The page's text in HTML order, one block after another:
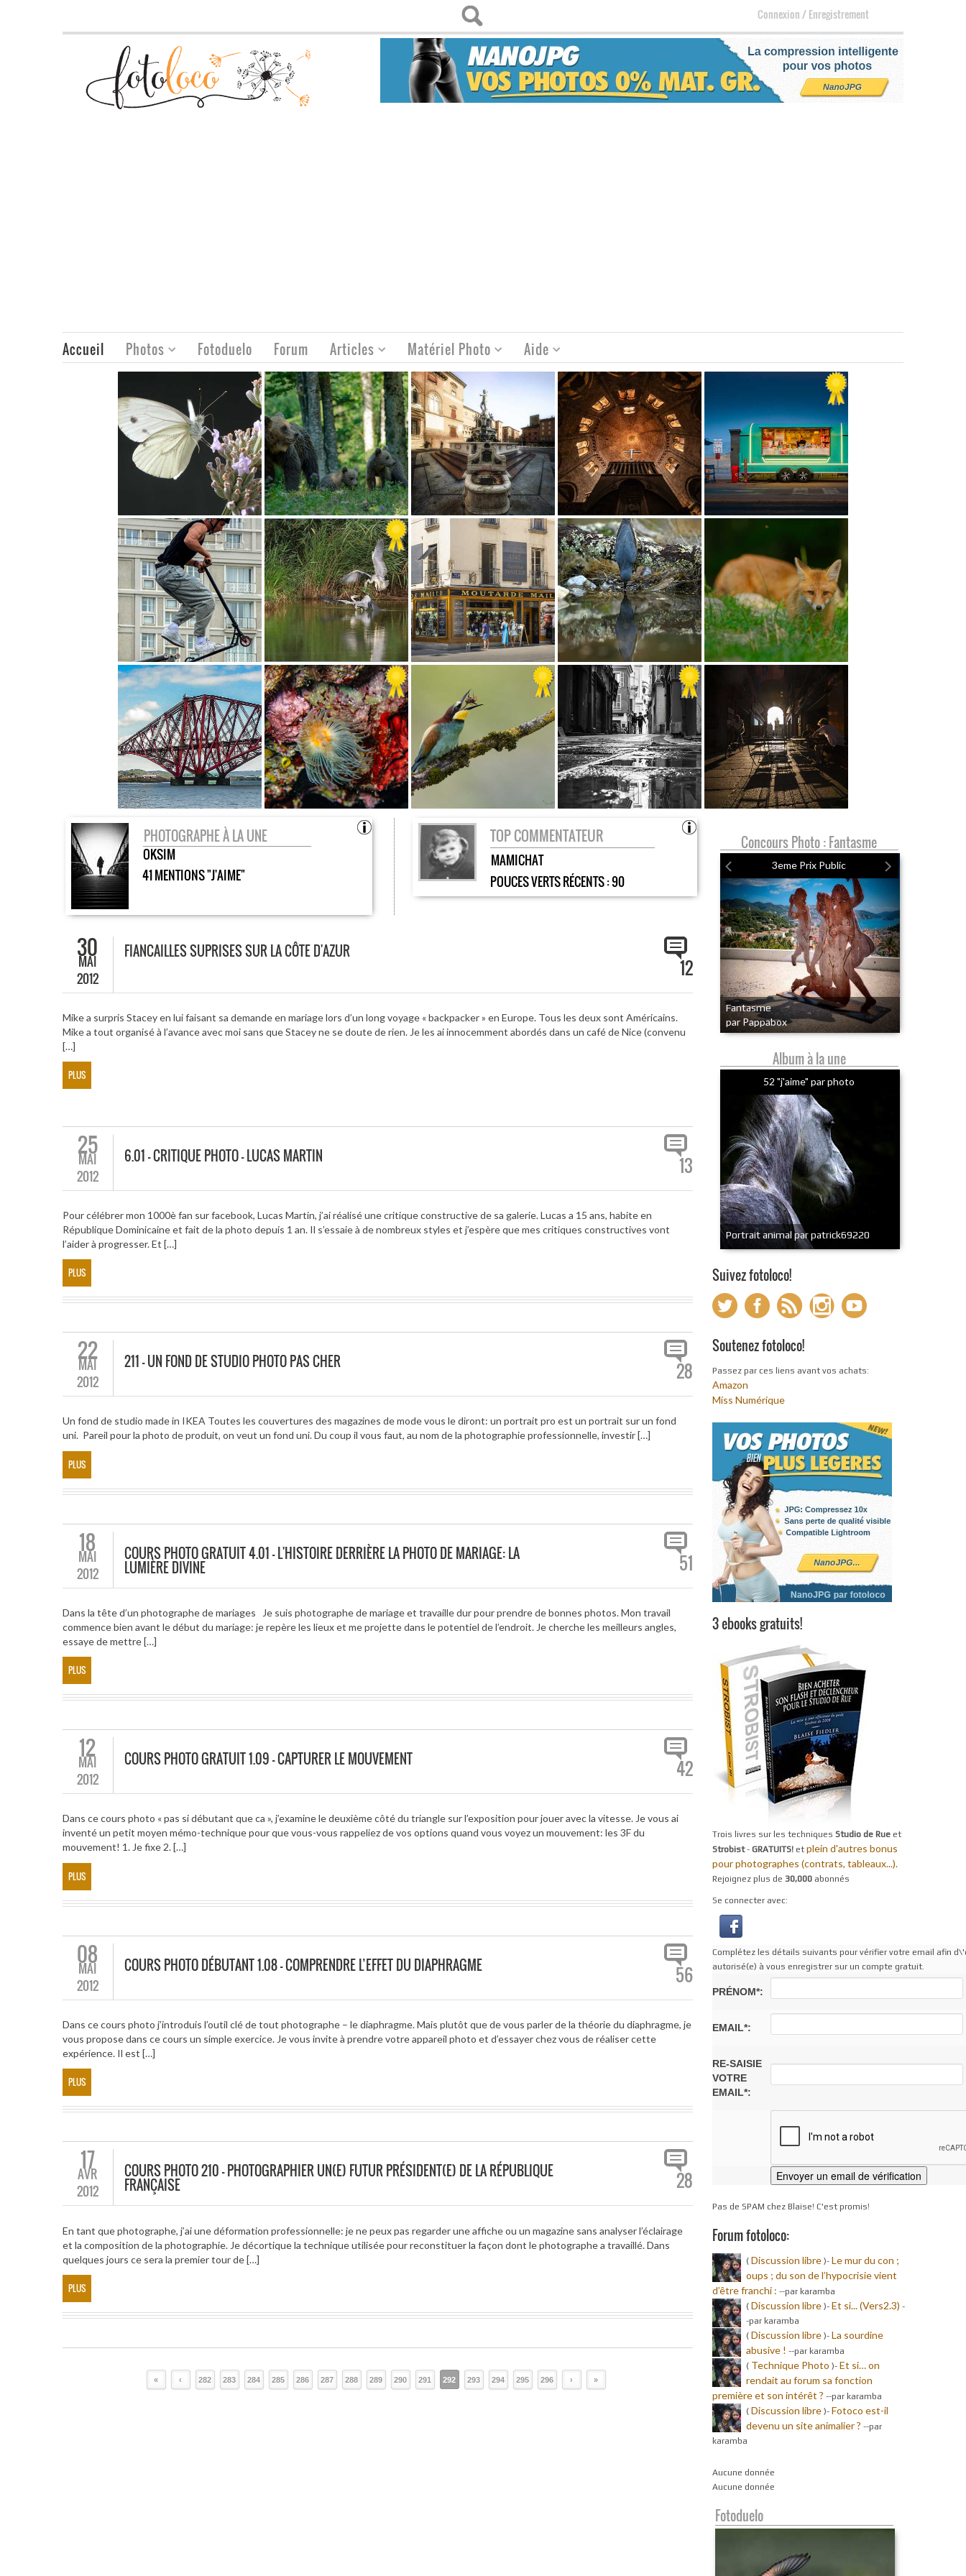
Connexion/Enregistrement
Accueil Photos Fotoduelo Forum Articles Matériel Photo Aide
PHOTOGRAPHE À LA UNE
OKSIM
41 MENTIONS "J'AIME"
TOP COMMENTATEUR
MAMICHAT
POUCES VERTS RÉCENTS :90
30
MAI
2012
FIANCAILLES SUPRISES SUR LA CÔTE D'AZUR
12
Mike a surpris Stacey en lui faisant sa demande en mariage lors d’un long voyage « backpacker » en Europe. Tous les deux sont Américains.
Mike a tout organisé à l’avance avec moi sans que Stacey ne se doute de rien. Je les ai innocemment abordés dans un café de Nice (convenu
[…]
PLUS
25
MAI
2012
6.01 – CRITIQUE PHOTO – LUCAS MARTIN 13
Pour célébrer mon 1000è fan sur facebook, Lucas Martin, j’ai réalisé une critique constructive de sa galerie. Lucas a 15 ans, habite en
République Dominicaine et fait de la photo depuis 1 an. Il s’essaie à de nombreux styles et j’espère que mes critiques constructives vont
l’aider à progresser. Et […]
PLUS
22
MAI
2012
211 – UN FOND DE STUDIO PHOTO PAS CHER 28
Un fond de studio made in IKEA Toutes les couvertures des magazines de mode vous le diront: un portrait pro est un portrait sur un fond
uni. Pareil pour la photo de produit, on veut un fond uni. Du coup il vous faut, au nom de la photographie professionnelle, investir […]
PLUS
18
MAI
2012
COURS PHOTO GRATUIT 4.01 – L'HISTOIRE DERRIÈRE LA PHOTO DE MARIAGE: LA
LUMIÈRE DIVINE 51
Dans la tête d’un photographe de mariages Je suis photographe de mariage et travaille dur pour prendre de bonnes photos. Mon travail
commence bien avant le début du mariage: je repère les lieux et me projette dans le potentiel de l’endroit. Je cherche les meilleurs angles,
essaye de mettre […]
PLUS
12
MAI
2012
COURS PHOTO GRATUIT 1.09 – CAPTURER LE MOUVEMENT 42
Dans ce cours photo « pas si débutant que ca », j’examine le deuxième côté du triangle sur l’exposition pour jouer avec la vitesse. Je vous ai
inventé un petit moyen mémo-technique pour que vous-vous rappeliez de vos options quand vous voyez un mouvement: les 3F du
mouvement! 1. Je fixe 2. […]
PLUS
08
MAI
2012
COURS PHOTO DÉBUTANT 1.08 – COMPRENDRE L’EFFET DU DIAPHRAGME 56
Dans ce cours photo j’introduis l’outil clé de tout photographe – le diaphragme. Mais plutôt que de vous parler de la théorie du diaphragme, je
vous propose dans ce cours un simple exercice. Je vous invite à prendre votre appareil photo et d’essayer chez vous de réaliser cette
expérience. Il est […]
PLUS
17
AVR
2012
COURS PHOTO 210 – PHOTOGRAPHIER UN(E) FUTUR PRÉSIDENT(E) DE LA RÉPUBLIQUE
FRANÇAISE 28
En tant que photographe, j’ai une déformation professionnelle: je ne peux pas regarder une affiche ou un magazine sans analyser l’éclairage
et la composition de la photographie. Je décortique la technique utilisée pour reconstituer la façon dont le photographe a travaillé. Dans
quelques jours ce sera la premier tour de […]
PLUS
« ‹ 282 283 284 285 286 287 288 289 290 291 292 293 294 295 296 › »
Concours Photo : Fantasme
3eme Prix Public
Fantasme
par Pappabox
Album à la une
52 "j'aime" par photo
Portrait animal par patrick69220
Suivez fotoloco!
Soutenez fotoloco!
Passez par ces liens avant vos achats:
Amazon
Miss Numérique
3 ebooks gratuits!
Trois livres sur les techniques Studio de Rueet
Strobist- GRATUITS! et plein d'autres bonus
pour photographes (contrats, tableaux...).
Rejoignez plus de 30,000abonnés
Se connecter avec:
Complétez les détails suivants pour vérifier votre email afin
autorisé(e) à vous enregistrer sur un compte gratuit.
PRÉNOM*:
EMAIL*:
RE-SAISIE
VOTRE
EMAIL*:
Pas de SPAM chez Blaise! C'est promis!
Forum fotoloco:
( Discussion libre)- Le mur du con ;
oups ; du son de l’hypocrisie vient
d’être franchi : --par karamba
( Discussion libre)- Et si... (Vers2.3) -
-par karamba
( Discussion libre)- La sourdine
abusive ! --par karamba
( Technique Photo )- Et si… on
rendait au forum sa fonction
première et son intérêt ? --par karamba
( Discussion libre)- Fotoco est-il
devenu un site animalier ? --par
karamba
Aucune donnée
Aucune donnée
Fotoduelo